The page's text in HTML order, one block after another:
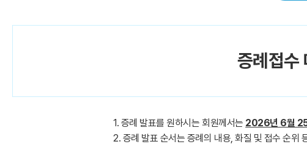
증례접수
1. 증례 발표를 원하시는 회원께서는 2026년 6월 25
2. 증례 발표 순서는 증례의 내용, 화질 및 접수 순위